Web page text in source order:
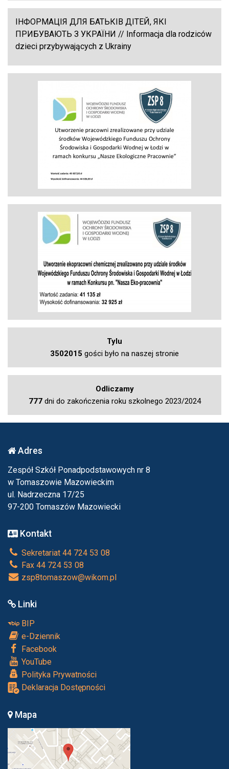
ІНФОРМАЦІЯ ДЛЯ БАТЬКІВ ДІТЕЙ, ЯКІ
ПРИБУВАЮТЬ З УКРАЇНИ // Informacja dla rodziców
dzieci przybywających z Ukrainy
Tylu
3502015 gości było na naszej stronie
Odliczamy
777dni do zakończenia roku szkolnego 2023/2024
Adres
Zespół Szkół Ponadpodstawowych nr 8
w Tomaszowie Mazowieckim
ul. Nadrzeczna 17/25
97-200 Tomaszów Mazowiecki
Kontakt
Sekretariat 44 724 53 08
Fax 44 724 53 08
zsp8tomaszow@wikom.pl
Linki
BIP
e-Dziennik
Facebook
YouTube
Polityka Prywatności
Deklaracja Dostępności
Mapa